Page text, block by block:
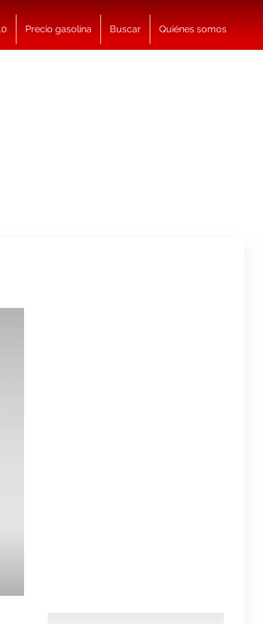
Precio gasolina Buscar Quiénes somos